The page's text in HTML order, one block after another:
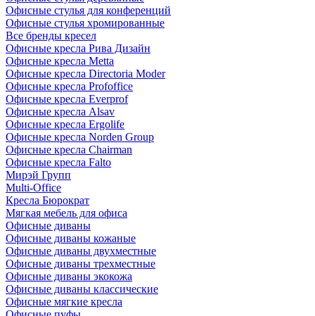
Офисные стулья для конференций
Офисные стулья хромированные
Все бренды кресел
Офисные кресла Рива Дизайн
Офисные кресла Metta
Офисные кресла Directoria Moder
Офисные кресла Profoffice
Офисные кресла Everprof
Офисные кресла Alsav
Офисные кресла Ergolife
Офисные кресла Norden Group
Офисные кресла Chairman
Офисные кресла Falto
Мирэй Групп
Multi-Office
Кресла Бюрократ
Мягкая мебель для офиса
Офисные диваны
Офисные диваны кожаные
Офисные диваны двухместные
Офисные диваны трехместные
Офисные диваны экокожа
Офисные диваны классические
Офисные мягкие кресла